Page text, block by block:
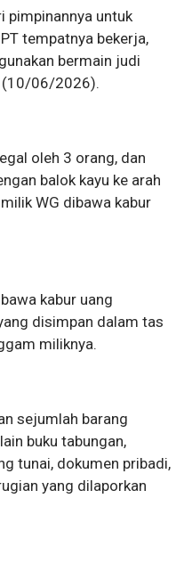
pimpinannya untuk
tempatnya bekerja,
bermain judi
(10/06/2026).
oleh 3 orang, dan
balok kayu ke arah
WG dibawa kabur
kabur uang
disimpan dalam tas
miliknya.
sejumlah barang
buku tabungan,
tunai, dokumen pribadi,
yang dilaporkan